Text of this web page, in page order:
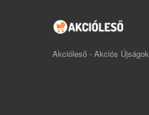
Akcióleső - Akciós Újságok